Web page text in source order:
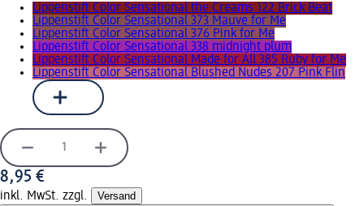
Lippenstift Color Sensational the Creams 122 Brick Beat
Lippenstift Color Sensational 373 Mauve for Me
Lippenstift Color Sensational 376 Pink for Me
Lippenstift Color Sensational 338 midnight plum
Lippenstift Color Sensational Made for All 385 Ruby for Me
Lippenstift Color Sensational Blushed Nudes 207 Pink Flin
8,95 €
inkl. MwSt. zzgl. Versand